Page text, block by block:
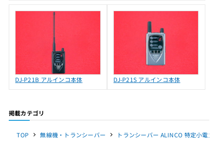
DJ-P21B アルインコ本体 DJ-P21S アルインコ本体
掲載カテゴリ
TOP 無線機・トランシーバー トランシーバー ALINCO 特定小電力